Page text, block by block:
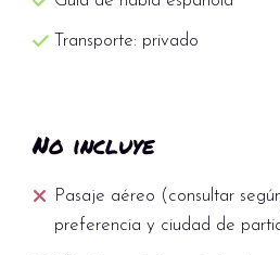
donde viven los lugareños
Transporte: privado
No incluye
Pasaje aéreo (consultar
preferencia y ciudad de